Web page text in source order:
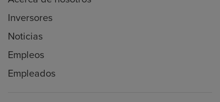
Inversores
Noticias
Empleos
Empleados